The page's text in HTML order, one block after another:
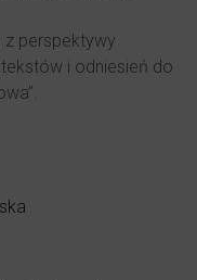
perspektywy
i odniesień do